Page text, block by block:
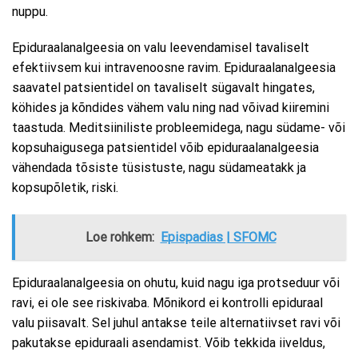
nuppu.
Epiduraalanalgeesia on valu leevendamisel tavaliselt
efektiivsem kui intravenoosne ravim. Epiduraalanalgeesia
saavatel patsientidel on tavaliselt sügavalt hingates,
köhides ja kõndides vähem valu ning nad võivad kiiremini
taastuda. Meditsiiniliste probleemidega, nagu südame- või
kopsuhaigusega patsientidel võib epiduraalanalgeesia
vähendada tõsiste tüsistuste, nagu südameatakk ja
kopsupõletik, riski.
Loe rohkem: Epispadias | SFOMC
Epiduraalanalgeesia on ohutu, kuid nagu iga protseduur või
ravi, ei ole see riskivaba. Mõnikord ei kontrolli epiduraal
valu piisavalt. Sel juhul antakse teile alternatiivset ravi või
pakutakse epiduraali asendamist. Võib tekkida iiveldus,